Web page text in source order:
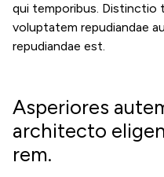
qui temporibus. Distinctio
voluptatem repudiandae
repudiandae est.
Asperiores
architecto
rem.